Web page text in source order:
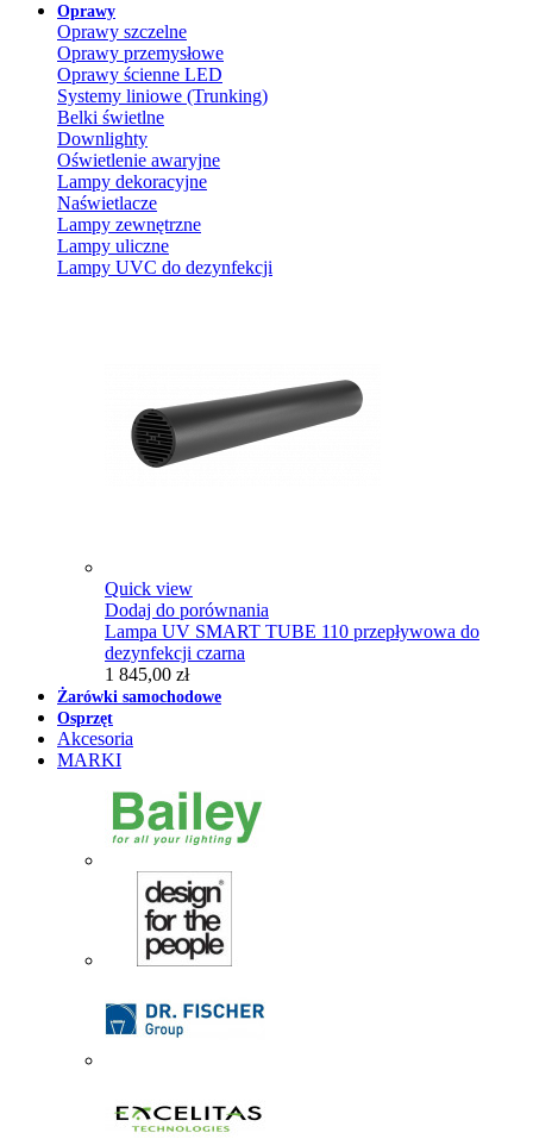
Oprawy
Oprawy szczelne
Oprawy przemysłowe
Oprawy ścienne LED
Systemy liniowe (Trunking)
Belki świetlne
Downlighty
Oświetlenie awaryjne
Lampy dekoracyjne
Naświetlacze
Lampy zewnętrzne
Lampy uliczne
Lampy UVC do dezynfekcji
Quick view
Dodaj do porównania
Lampa UV SMART TUBE 110 przepływowa do
dezynfekcji czarna
1 845,00 zł
Żarówki samochodowe
Osprzęt
Akcesoria
MARKI